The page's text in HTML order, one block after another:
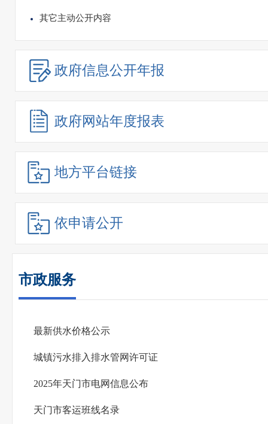
其它主动公开内容
政府信息公开年报
政府网站年度报表
地方平台链接
依申请公开
市政服务
最新供水价格公示
城镇污水排入排水管网许可证
2025年天门市电网信息公布
天门市客运班线名录